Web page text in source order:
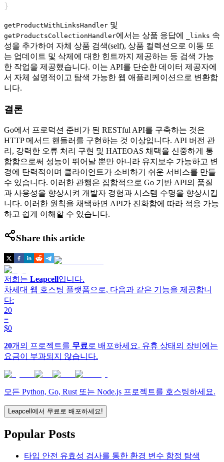
}
getProductWithLinksHandler 및
getProductsCollectionHandler에서는 상품 응답에 _links 속
성을 추가하여 자체 상품 검색(self), 상품 컬렉션으로 이동 또
는 업데이트 및 삭제에 대한 힌트까지 제공하는 등 검색 가능
한 작업을 제공했습니다. 이는 API를 단순한 데이터 제공자에
서 자체 설명적이고 탐색 가능한 웹 애플리케이션으로 변환합
니다.
결론
Go에서 프로덕션 준비가 된 RESTful API를 구축하는 것은
HTTP 메서드 핸들러를 구현하는 것 이상입니다. API 버전 관
리, 강력한 오류 처리 구현 및 HATEOAS 채택을 신중하게 통
합함으로써 성능이 뛰어날 뿐만 아니라 유지보수 가능하고 변
경에 탄력적이며 클라이언트가 소비하기 쉬운 서비스를 만들
수 있습니다. 이러한 관행은 집합적으로 Go 기반 API의 품질
과 사용성을 향상시켜 개발자 경험과 시스템 수명을 향상시킵
니다. 이러한 원칙을 채택하면 API가 진화함에 따라 적응 가능
하고 쉽게 이해할 수 있습니다.
Share this article
저희는 Leapcell입니다.
차세대 웹 호스팅 플랫폼으로, 다음과 같은 기능을 제공합니
다:
20
=
$0
20개의 프로젝트를 무료 로 배포하세요. 유휴 상태의 장비에는
요금이 부과되지 않습니다.
모든 Python, Go, Rust 또는 Node.js 프로젝트를 호스팅하세요.
Leapcell에서 무료로 배포하세요!
Popular Posts
타입 안전 유효성 검사를 통한 환경 변수 함정 탐색